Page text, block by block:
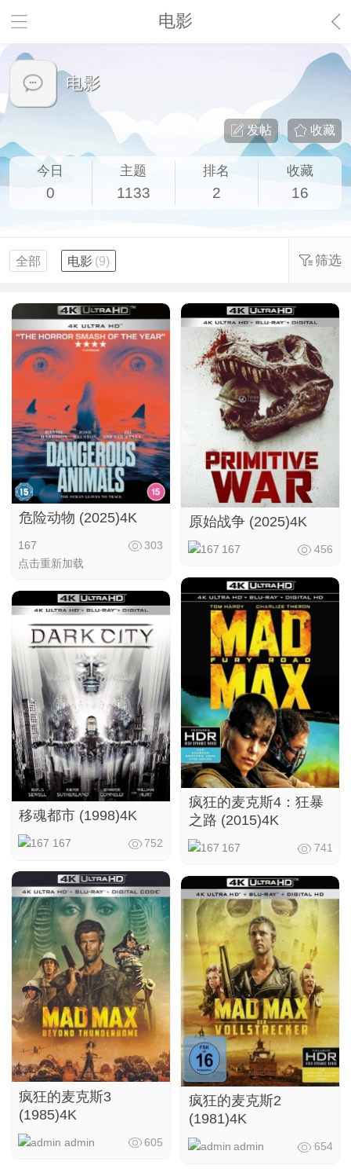
电影
电影
收藏
发帖
今日
0
主题
1133
排名
2
收藏
16
全部 电影 (9) 筛选
危险动物 (2025)4K
167
点击重新加载
303
移魂都市 (1998)4K
167 752
疯狂的麦克斯3
(1985)4K
admin 605
原始战争 (2025)4K
167 456
疯狂的麦克斯4：狂暴
之路 (2015)4K
167 741
疯狂的麦克斯2
(1981)4K
admin 654